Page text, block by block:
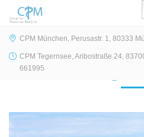
CPM München, Perusastr. 1, 80333
CPM Tegernsee, Aribostraße 24,
661995